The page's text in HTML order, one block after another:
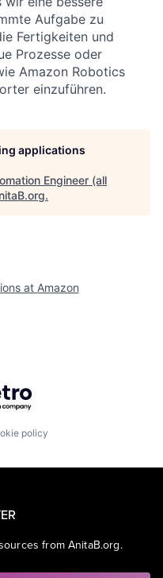
Aufgabe zu
Fertigkeiten und
Prozesse oder
Amazon Robotics
einzuführen.
applications
Engineer (all
.
at Amazon
Getro.com
policy
from AnitaB.org.